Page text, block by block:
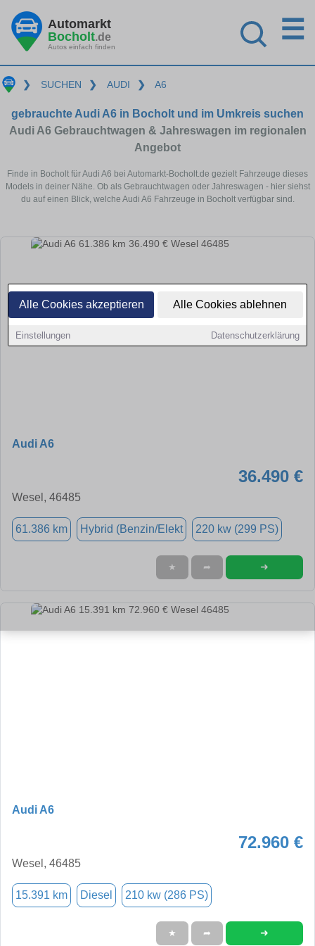
Alle Cookies akzeptieren Alle Cookies ablehnen
Einstellungen Datenschutzerklärung
Automarkt
Bocholt.de
Autos einfach finden
☰
❯ SUCHEN ❯ AUDI ❯ A6
gebrauchte Audi A6 in Bocholt und im Umkreis suchen
Audi A6 Gebrauchtwagen & Jahreswagen im regionalen
Angebot
Finde in Bocholt für Audi A6 bei Automarkt-Bocholt.de gezielt Fahrzeuge dieses
Models in deiner Nähe. Ob als Gebrauchtwagen oder Jahreswagen - hier siehst
du auf einen Blick, welche Audi A6 Fahrzeuge in Bocholt verfügbar sind.
Audi A6
36.490 €
Wesel, 46485
61.386 km Hybrid (Benzin/Elekt 220 kw (299 PS)
★ ➦ ➜
Audi A6
72.960 €
Wesel, 46485
15.391 km Diesel 210 kw (286 PS)
★ ➦ ➜